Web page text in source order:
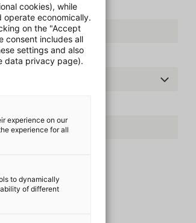
cookies), while
operate economically.
on the "Accept
consent includes all
settings and also
data privacy page).
experience on our
experience for all
to dynamically
of different